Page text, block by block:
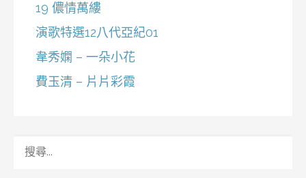
19 儂情萬縷
演歌特選12八代亞紀01
韋秀嫻 – 一朵小花
費玉清 – 片片彩霞